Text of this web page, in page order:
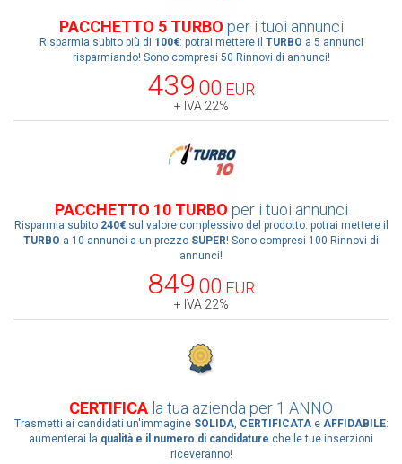
PACCHETTO 5 TURBO per i tuoi annunci
Risparmia subito più di 100€: potrai mettere il TURBO a 5 annunci
risparmiando! Sono compresi 50 Rinnovi di annunci!
439 00 EUR
+ IVA 22%
PACCHETTO 10 TURBO per i tuoi annunci
Risparmia subito 240€sul valore complessivo del prodotto: potrai mettere il
TURBO a 10 annunci a un prezzo SUPER! Sono compresi 100 Rinnovi di
annunci!
849 00 EUR
+ IVA 22%
CERTIFICA la tua azienda per 1 ANNO
Trasmetti ai candidati un'immagine SOLIDA, CERTIFICATAe AFFIDABILE:
aumenterai la qualità e il numero di candidature che le tue inserzioni
riceveranno!